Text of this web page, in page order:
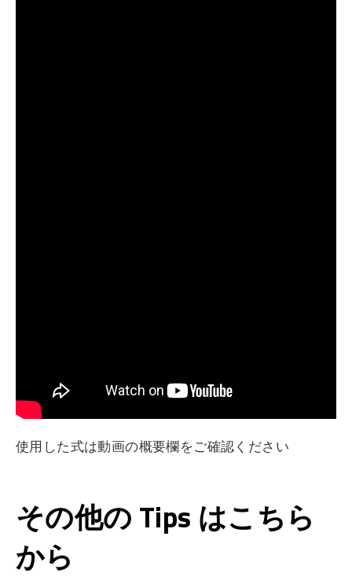
使用した式は動画の概要欄をご確認ください
その他の Tips はこちら
から